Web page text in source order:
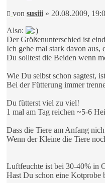
Beitrag
von susiii » 20.08.2009,
Also:
Der Größenunterschied ist
Ich gehe mal stark davon aus,
Du solltest die Beiden wenn
Wie Du selbst schon sagtest,
Bei der Fütterung immer
Du fütterst viel zu viel!
1 mal am Tag reichen ~5-6
Dass die Tiere am Anfang
Wenn der Kleine die Tiere
Luftfeuchte ist bei 30-40% in
Hast Du schon eine Kotprobe